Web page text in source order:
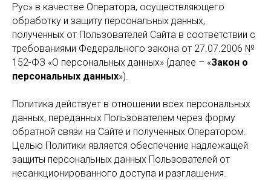
Рус» в качестве Оператора, осуществляющего
обработку и защиту персональных данных,
полученных от Пользователей Сайта в соответствии с
требованиями Федерального закона от 27.07.2006 №
152-ФЗ «О персональных данных» (далее – «Закон о
персональных данных»).
Политика действует в отношении всех персональных
данных, переданных Пользователем через форму
обратной связи на Сайте и полученных Оператором.
Целью Политики является обеспечение надлежащей
защиты персональных данных Пользователей от
несанкционированного доступа и разглашения.